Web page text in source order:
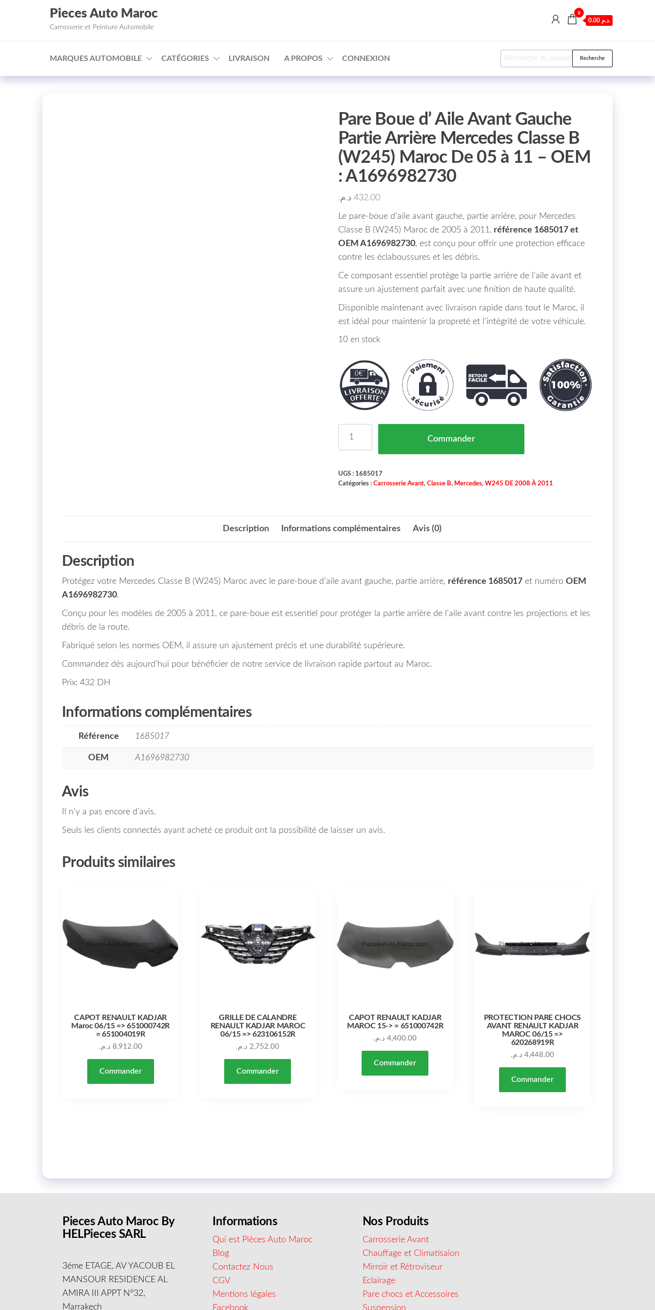
□
Aller au contenu
Pieces Auto Maroc
Carrosserie et Peinture Automobile
0
0.00 د.م.
MARQUES AUTOMOBILE CATÉGORIES LIVRAISON A PROPOS CONNEXION Recherche pour : Recherche
Pare Boue d’ Aile Avant Gauche
Partie Arrière Mercedes Classe B
(W245) Maroc De 05 à 11 – OEM
: A1696982730
432.00 د.م.
Le pare-boue d’aile avant gauche, partie arrière, pour Mercedes
Classe B (W245) Maroc de 2005 à 2011, référence 1685017 et
OEM A1696982730, est conçu pour offrir une protection efficace
contre les éclaboussures et les débris.
Ce composant essentiel protège la partie arrière de l’aile avant et
assure un ajustement parfait avec une finition de haute qualité.
Disponible maintenant avec livraison rapide dans tout le Maroc, il
est idéal pour maintenir la propreté et l’intégrité de votre véhicule.
10 en stock
Commander
UGS : 1685017
Catégories : Carrosserie Avant, Classe B, Mercedes, W245 DE 2008 À 2011
Description Informations complémentaires Avis (0)
Description
Protégez votre Mercedes Classe B (W245) Maroc avec le pare-boue d’aile avant gauche, partie arrière, référence 1685017 et numéro OEM
A1696982730.
Conçu pour les modèles de 2005 à 2011, ce pare-boue est essentiel pour protéger la partie arrière de l’aile avant contre les projections et les
débris de la route.
Fabriqué selon les normes OEM, il assure un ajustement précis et une durabilité supérieure.
Commandez dès aujourd’hui pour bénéficier de notre service de livraison rapide partout au Maroc.
Prix: 432 DH
Informations complémentaires
Référence 1685017
OEM A1696982730
Avis
Il n’y a pas encore d’avis.
Seuls les clients connectés ayant acheté ce produit ont la possibilité de laisser un avis.
Produits similaires
CAPOT RENAULT KADJAR
Maroc 06/15 => 651000742R
= 651004019R
8,912.00 د.م.
Commander
GRILLE DE CALANDRE
RENAULT KADJAR MAROC
06/15 => 623106152R
2,752.00 د.م.
Commander
CAPOT RENAULT KADJAR
MAROC 15-> = 651000742R
4,400.00 د.م.
Commander
PROTECTION PARE CHOCS
AVANT RENAULT KADJAR
MAROC 06/15 =>
620268919R
4,448.00 د.م.
Commander
Pieces Auto Maroc By
HELPieces SARL
3éme ETAGE, AV YACOUB EL
MANSOUR RESIDENCE AL
AMIRA III APPT N°32,
Marrakech
Informations
Qui est Pièces Auto Maroc
Blog
Contactez Nous
CGV
Mentions légales
Facebook
Nos Produits
Carrosserie Avant
Chauffage et Climatisaion
Mirroir et Rétroviseur
Eclairage
Pare chocs et Accessoires
Suspension